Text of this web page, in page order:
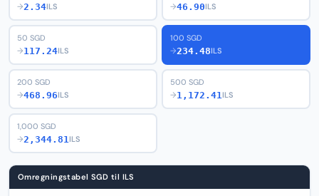
→2.34ILS
→46.90ILS
50 SGD
→117.24ILS
100 SGD
→234.48ILS
200 SGD
→468.96ILS
500 SGD
→1,172.41ILS
1,000 SGD
→2,344.81ILS
Omregningstabel SGD til ILS